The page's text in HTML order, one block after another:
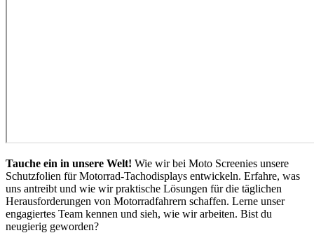
Tauche ein in unsere Welt! Wie wir bei Moto Screenies unsere
Schutzfolien für Motorrad-Tachodisplays entwickeln. Erfahre, was
uns antreibt und wie wir praktische Lösungen für die täglichen
Herausforderungen von Motorradfahrern schaffen. Lerne unser
engagiertes Team kennen und sieh, wie wir arbeiten. Bist du
neugierig geworden?